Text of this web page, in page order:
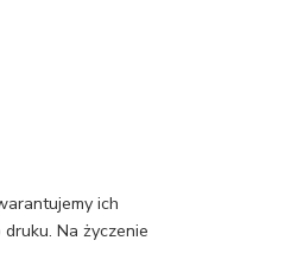
ich
Na życzenie